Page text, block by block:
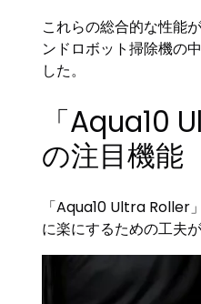
これらの総合的な性能
ンドロボット掃除機の
した。
「Aqua10
の注目機能
「Aqua10 Ultra Roller
に楽にするための工夫が